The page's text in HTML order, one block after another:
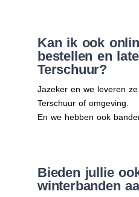
Kan ik ook
bestellen en
Terschuur?
Jazeker en we leveren
Terschuur of omgeving.
En we hebben ook
Bieden jullie
winterbanden